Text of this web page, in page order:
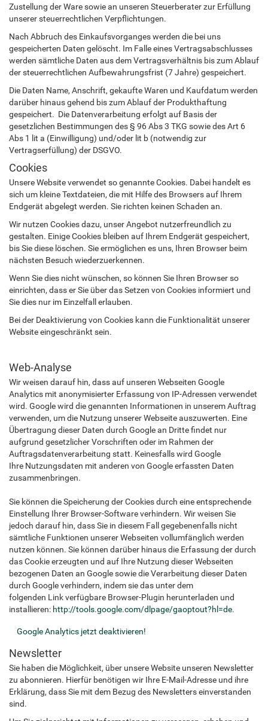
Zustellung der Ware sowie an unseren Steuerberater zur Erfüllung
unserer steuerrechtlichen Verpflichtungen.
Nach Abbruch des Einkaufsvorganges werden die bei uns
gespeicherten Daten gelöscht. Im Falle eines Vertragsabschlusses
werden sämtliche Daten aus dem Vertragsverhältnis bis zum Ablauf
der steuerrechtlichen Aufbewahrungsfrist (7 Jahre) gespeichert.
Die Daten Name, Anschrift, gekaufte Waren und Kaufdatum werden
darüber hinaus gehend bis zum Ablauf der Produkthaftung
gespeichert. Die Datenverarbeitung erfolgt auf Basis der
gesetzlichen Bestimmungen des § 96 Abs 3 TKG sowie des Art 6
Abs 1 lit a (Einwilligung) und/oder lit b (notwendig zur
Vertragserfüllung) der DSGVO.
Cookies
Unsere Website verwendet so genannte Cookies. Dabei handelt es
sich um kleine Textdateien, die mit Hilfe des Browsers auf Ihrem
Endgerät abgelegt werden. Sie richten keinen Schaden an.
Wir nutzen Cookies dazu, unser Angebot nutzerfreundlich zu
gestalten. Einige Cookies bleiben auf Ihrem Endgerät gespeichert,
bis Sie diese löschen. Sie ermöglichen es uns, Ihren Browser beim
nächsten Besuch wiederzuerkennen.
Wenn Sie dies nicht wünschen, so können Sie Ihren Browser so
einrichten, dass er Sie über das Setzen von Cookies informiert und
Sie dies nur im Einzelfall erlauben.
Bei der Deaktivierung von Cookies kann die Funktionalität unserer
Website eingeschränkt sein.
Web-Analyse
Wir weisen darauf hin, dass auf unseren Webseiten Google
Analytics mit anonymisierter Erfassung von IP-Adressen verwendet
wird. Google wird die genannten Informationen in unserem Auftrag
verwenden, um die Nutzung unserer Webseite auszuwerten. Eine
Übertragung dieser Daten durch Google an Dritte findet nur
aufgrund gesetzlicher Vorschriften oder im Rahmen der
Auftragsdatenverarbeitung statt. Keinesfalls wird Google
Ihre Nutzungsdaten mit anderen von Google erfassten Daten
zusammenbringen.
Sie können die Speicherung der Cookies durch eine entsprechende
Einstellung Ihrer Browser-Software verhindern. Wir weisen Sie
jedoch darauf hin, dass Sie in diesem Fall gegebenenfalls nicht
sämtliche Funktionen unserer Webseiten vollumfänglich werden
nutzen können. Sie können darüber hinaus die Erfassung der durch
das Cookie erzeugten und auf Ihre Nutzung dieser Webseiten
bezogenen Daten an Google sowie die Verarbeitung dieser Daten
durch Google verhindern, indem sie das unter dem
folgenden Link verfügbare Browser-Plugin herunterladen und
installieren: http://tools.google.com/dlpage/gaoptout?hl=de.
Google Analytics jetzt deaktivieren!
Newsletter
Sie haben die Möglichkeit, über unsere Website unseren Newsletter
zu abonnieren. Hierfür benötigen wir Ihre E-Mail-Adresse und ihre
Erklärung, dass Sie mit dem Bezug des Newsletters einverstanden
sind.